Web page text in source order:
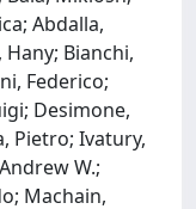
Abdalla,
Bianchi,
Federico;
Desimone,
Pietro; Ivatury,
W.;
Machain,